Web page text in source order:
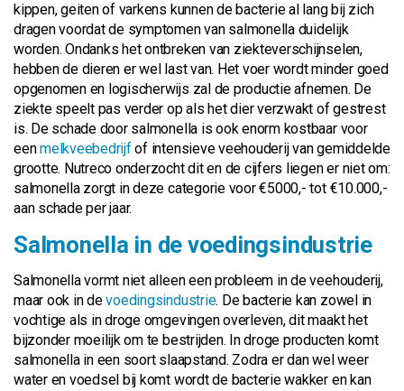
kippen, geiten of varkens kunnen de bacterie al lang bij zich
dragen voordat de symptomen van salmonella duidelijk
worden. Ondanks het ontbreken van ziekteverschijnselen,
hebben de dieren er wel last van. Het voer wordt minder goed
opgenomen en logischerwijs zal de productie afnemen. De
ziekte speelt pas verder op als het dier verzwakt of gestrest
is. De schade door salmonella is ook enorm kostbaar voor
eenmelkveebedrijfof intensieve veehouderij van gemiddelde
grootte. Nutreco onderzocht dit en de cijfers liegen er niet om:
salmonella zorgt in deze categorie voor €5000,- tot €10.000,-
aan schade per jaar.
Salmonella in de voedingsindustrie
Salmonella vormt niet alleen een probleem in de veehouderij,
maar ook in devoedingsindustrie. De bacterie kan zowel in
vochtige als in droge omgevingen overleven, dit maakt het
bijzonder moeilijk om te bestrijden. In droge producten komt
salmonella in een soort slaapstand. Zodra er dan wel weer
water en voedsel bij komt wordt de bacterie wakker en kan